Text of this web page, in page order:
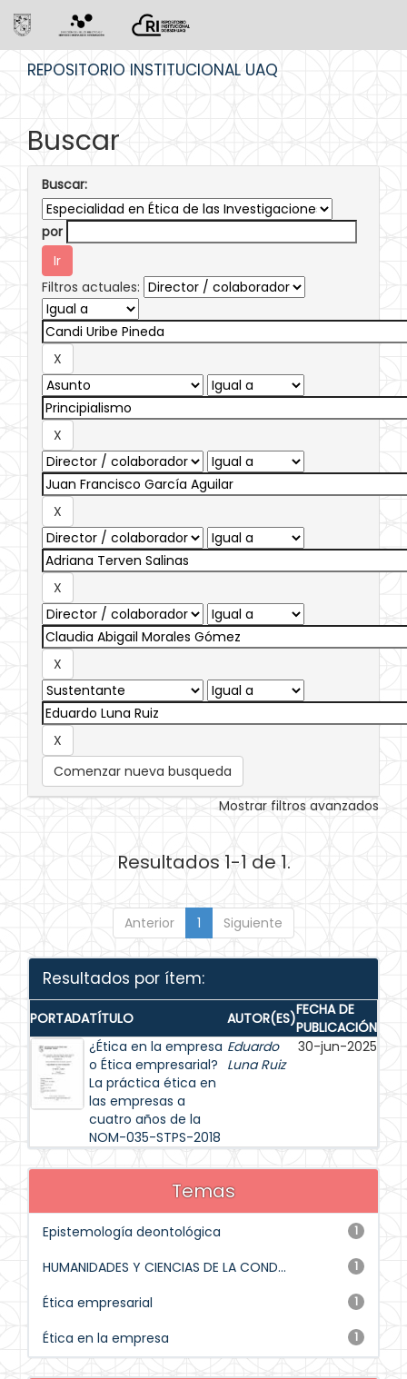
REPOSITORIO INSTITUCIONAL UAQ
Buscar
Buscar:
por
Filtros actuales:
Comenzar nueva busqueda
Mostrar filtros avanzados
Resultados 1-1 de 1.
Anterior 1 Siguiente
Resultados por ítem:
PORTADATÍTULO AUTOR(ES)FECHA DE
PUBLICACIÓN
¿Ética en la empresa
o Ética empresarial?
La práctica ética en
las empresas a
cuatro años de la
NOM-035-STPS-2018
Eduardo
Luna Ruiz
30-jun-2025
Temas
1
Epistemología deontológica
1
HUMANIDADES Y CIENCIAS DE LA COND...
1
Ética empresarial
1
Ética en la empresa